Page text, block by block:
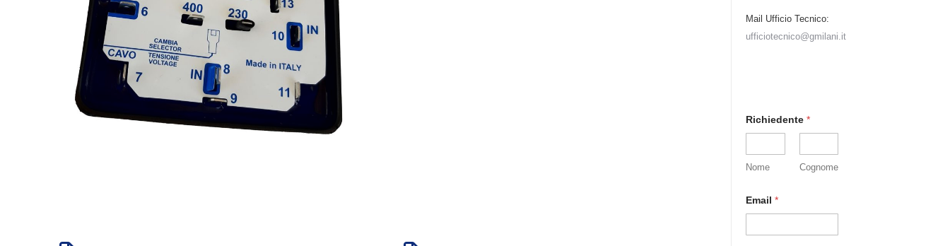
Mail Ufficio Tecnico:
ufficiotecnico@gmilani.it
Richiedente *
Nome Cognome
Email *